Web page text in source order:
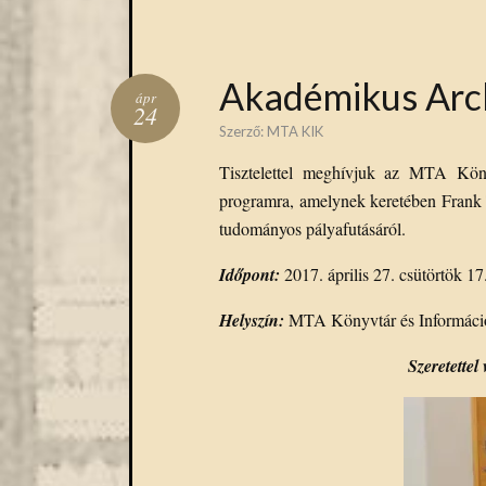
Akadémikus
ápr
24 Szerző: MTA KIK
Tisztelettel meghívjuk az MTA
programra, amelynek keretében
tudományos pályafutásáról.
Időpont: 2017. április 27. csütörtök
Helyszín: MTA Könyvtár és